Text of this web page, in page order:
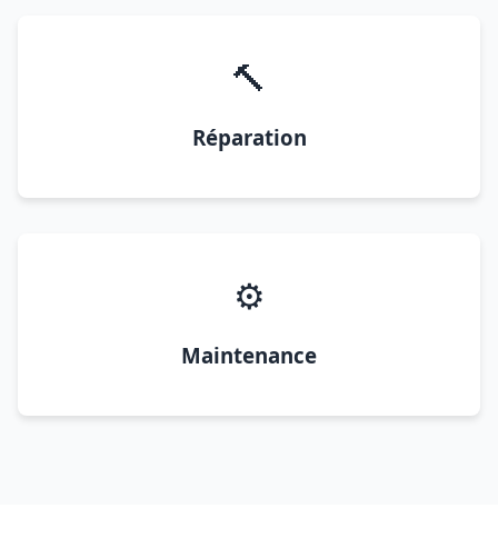
🔨
Réparation
⚙️
Maintenance